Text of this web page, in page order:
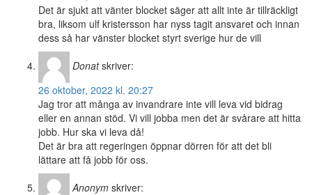
Det är sjukt att vänter blocket säger att allt inte är tillräckligt
bra, liksom ulf kristersson har nyss tagit ansvaret och innan
dess så har vänster blocket styrt sverige hur de vill
Donat skriver:
26 oktober, 2022 kl. 20:27
Jag tror att många av invandrare inte vill leva vid bidrag
eller en annan stöd. Vi vill jobba men det är svårare att hitta
jobb. Hur ska vi leva då!
Det är bra att regeringen öppnar dörren för att det bli
lättare att få jobb för oss.
Anonym skriver: